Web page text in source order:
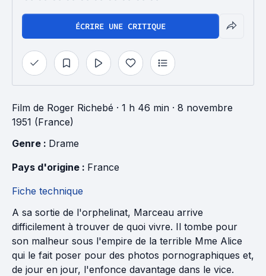
ÉCRIRE UNE CRITIQUE
Film de Roger Richebé · 1 h 46 min · 8 novembre
1951 (France)
Genre : Drame
Pays d'origine : France
Fiche technique
A sa sortie de l'orphelinat, Marceau arrive
difficilement à trouver de quoi vivre. Il tombe pour
son malheur sous l'empire de la terrible Mme Alice
qui le fait poser pour des photos pornographiques et,
de jour en jour, l'enfonce davantage dans le vice.